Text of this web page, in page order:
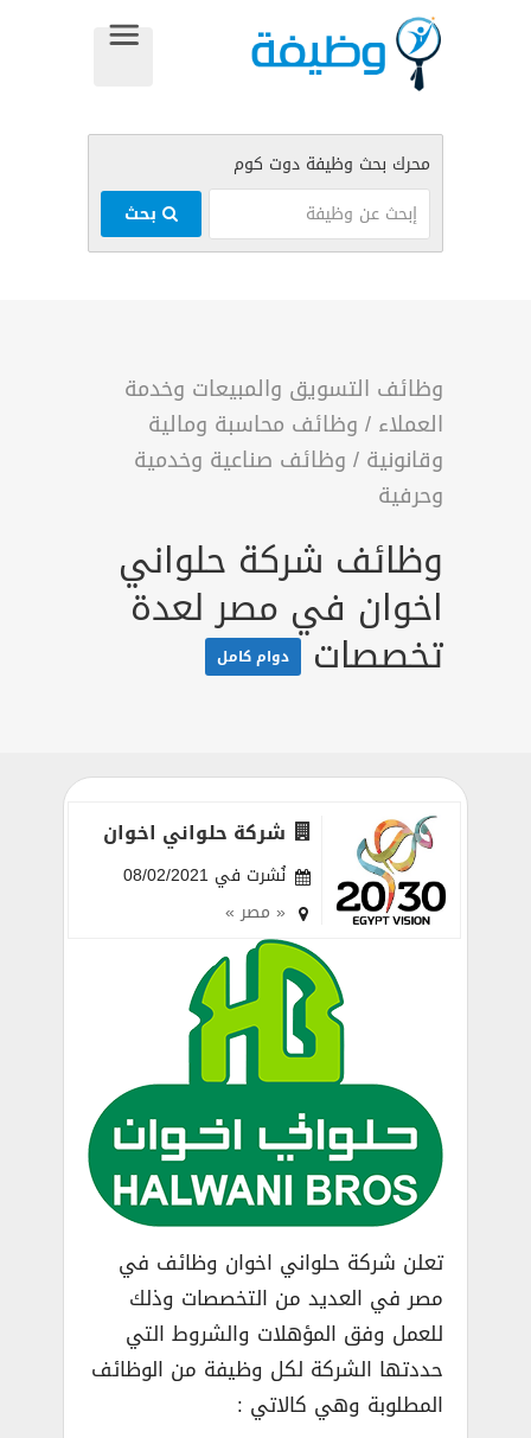
وظائف التسويق والمبيعات وخدمة
العملاء / وظائف محاسبة ومالية
وقانونية / وظائف صناعية وخدمية
وحرفية
وظائف شركة حلواني
اخوان في مصر لعدة
تخصصات دوام كامل
شركة حلواني اخوان
نُشرت في 08/02/2021
« مصر »
تعلن شركة حلواني اخوان وظائف في
مصر في العديد من التخصصات وذلك
للعمل وفق المؤهلات والشروط التي
حددتها الشركة لكل وظيفة من الوظائف
المطلوبة وهي كالاتي :